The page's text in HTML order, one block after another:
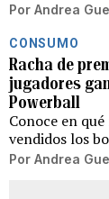
Por Andrea
CONSUMO
Racha de
jugadores
Powerball
Conoce en
vendidos los
Por Andrea